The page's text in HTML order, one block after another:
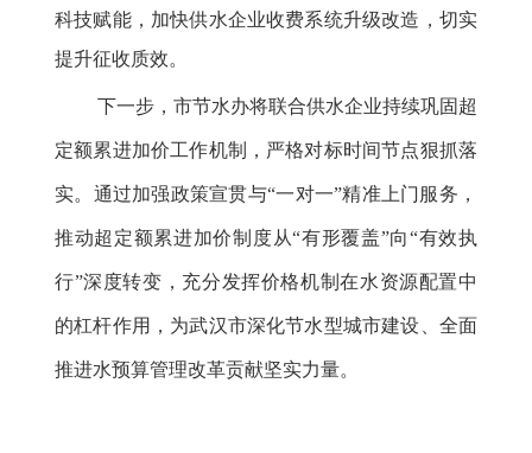
科技赋能，加快供水企业收费系统升级改造，切实
提升征收质效。
下一步，市节水办将联合供水企业持续巩固超
定额累进加价工作机制，严格对标时间节点狠抓落
实。通过加强政策宣贯与“一对一”精准上门服务，
推动超定额累进加价制度从“有形覆盖”向“有效执
行”深度转变，充分发挥价格机制在水资源配置中
的杠杆作用，为武汉市深化节水型城市建设、全面
推进水预算管理改革贡献坚实力量。